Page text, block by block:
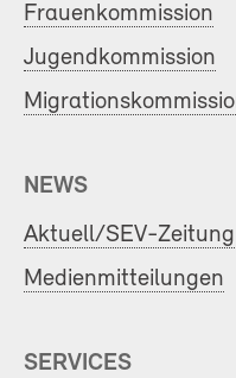
Frauenkommission
Jugendkommission
NEWS
Aktuell/SEV-Zeitung
Medienmitteilungen
SERVICES